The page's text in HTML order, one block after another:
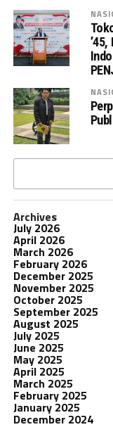
Archives
July 2026
April 2026
March 2026
February 2026
December 2025
November 2025
October 2025
September 2025
August 2025
July 2025
June 2025
May 2025
April 2025
March 2025
February 2025
January 2025
December 2024